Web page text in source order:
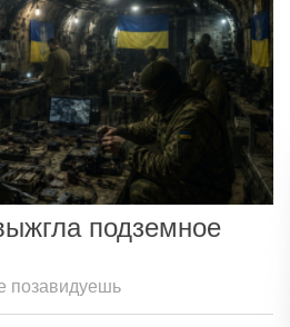
подземное
позавидуешь